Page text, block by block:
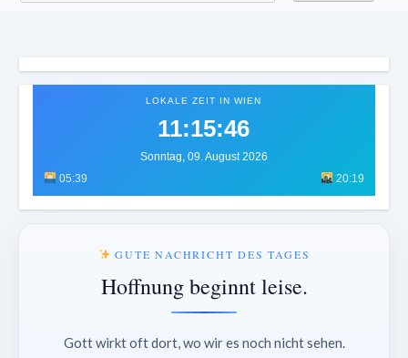
LOKALE ZEIT IN WIEN
11:15:50
Sonntag, 09. August 2026
05:39
20:19
GUTE NACHRICHT DES TAGES
Hoffnung beginnt leise.
Gott wirkt oft dort, wo wir es noch nicht sehen.